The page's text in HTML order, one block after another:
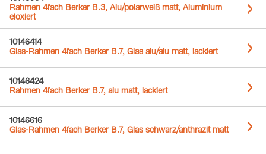
Rahmen 4fach Berker B.3, Alu/polarweiß matt, Aluminium
eloxiert
10146414
Glas-Rahmen 4fach Berker B.7, Glas alu/alu matt, lackiert
10146424
Rahmen 4fach Berker B.7, alu matt, lackiert
10146616
Glas-Rahmen 4fach Berker B.7, Glas schwarz/anthrazit matt